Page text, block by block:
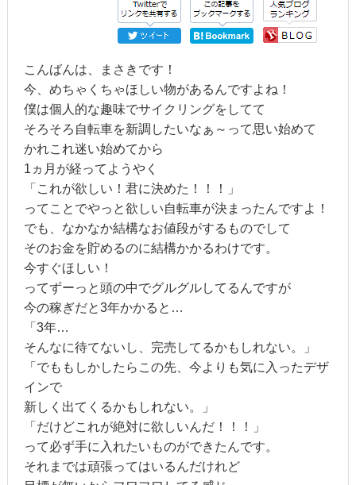
こんばんは、まさきです！
今、めちゃくちゃほしい物があるんですよね！
僕は個人的な趣味でサイクリングをしてて
そろそろ自転車を新調したいなぁ～って思い始めて
かれこれ迷い始めてから
1ヵ月が経ってようやく
「これが欲しい！君に決めた！！！」
ってことでやっと欲しい自転車が決まったんですよ！
でも、なかなか結構なお値段がするものでして
そのお金を貯めるのに結構かかるわけです。
今すぐほしい！
ってずーっと頭の中でグルグルしてるんですが
今の稼ぎだと3年かかると…
「3年…
そんなに待てないし、完売してるかもしれない。」
「でももしかしたらこの先、今よりも気に入ったデザ
インで
新しく出てくるかもしれない。」
「だけどこれが絶対に欲しいんだ！！！」
って必ず手に入れたいものができたんです。
それまでは頑張ってはいるんだけれど